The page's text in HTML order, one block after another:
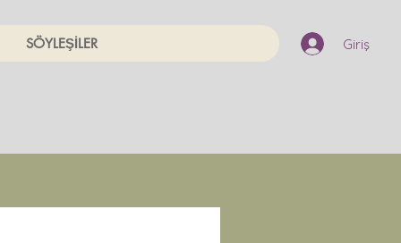
SÖYLEŞİLER Giriş